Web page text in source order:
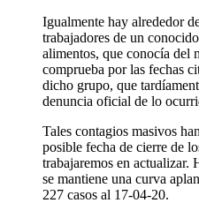
Igualmente hay alrededor
trabajadores de un
alimentos, que conocía del
comprueba por las fechas
dicho grupo, que
denuncia oficial de lo
Tales contagios masivos
posible fecha de cierre de
trabajaremos en actualizar.
se mantiene una curva
227 casos al 17-04-20.